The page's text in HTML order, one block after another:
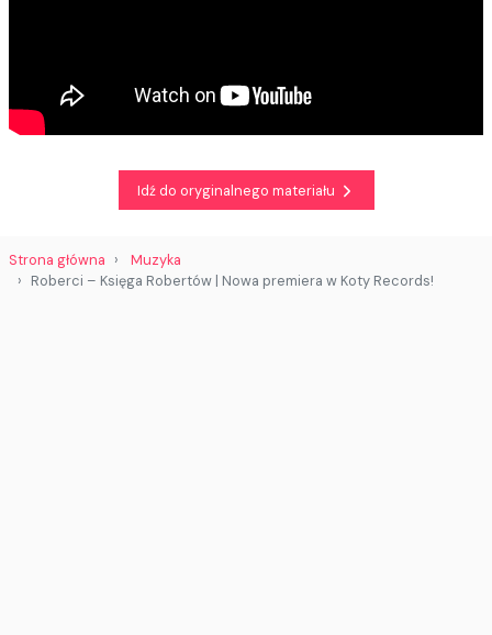
Idź do oryginalnego materiału
Strona główna
Muzyka
Roberci – Księga Robertów | Nowa premiera w Koty Records!